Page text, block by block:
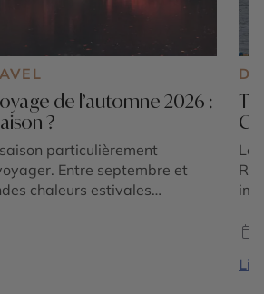
de l’automne 2026 :
?
particulièrement
Entre septembre et
chaleurs estivales
changent de couleurs et
tendances voyage